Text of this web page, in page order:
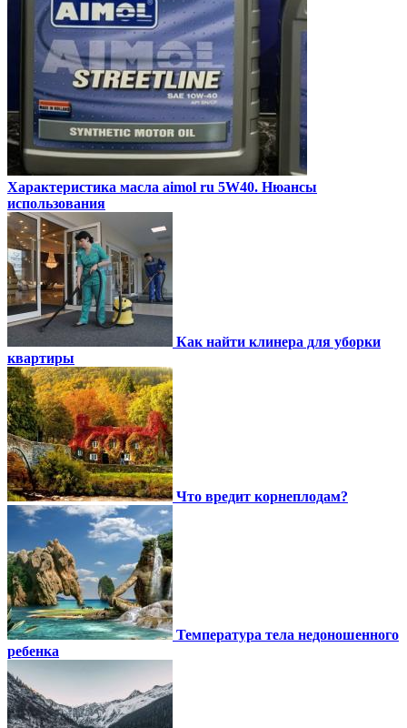
Характеристика масла aimol ru 5W40. Нюансы
использования
Как найти клинера для уборки
квартиры
Что вредит корнеплодам?
Температура тела недоношенного
ребенка